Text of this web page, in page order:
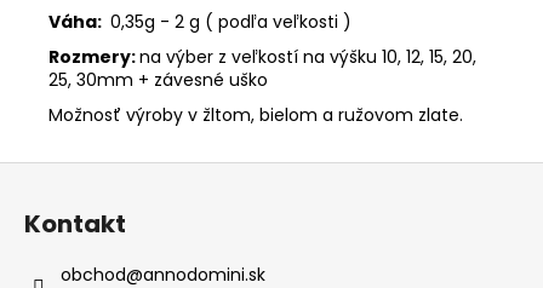
Váha: 0,35g - 2 g ( podľa veľkosti )
Rozmery:na výber z veľkostí na výšku 10, 12, 15, 20,
25, 30mm + závesné uško
Možnosť výroby v žltom, bielom a ružovom zlate.
Z
Kontakt
obchod@annodomini.sk